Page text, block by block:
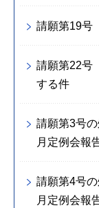
請願第19号
請願第22号
する件
請願第3号
月定例会報
請願第4号
月定例会報